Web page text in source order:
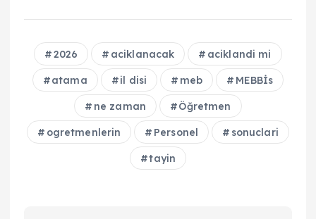
2026 aciklanacak aciklandi mi
atama il disi meb MEBBİs
ne zaman Öğretmen
ogretmenlerin Personel sonuclari
tayin